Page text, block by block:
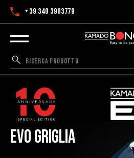
+39 340 3903779
EVO griglia